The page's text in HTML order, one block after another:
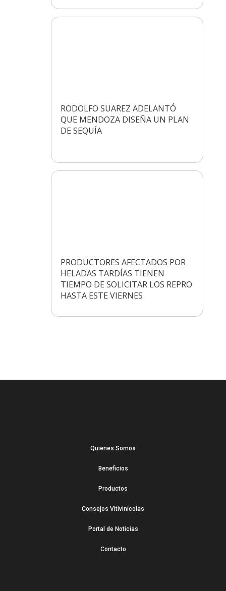
RODOLFO SUAREZ ADELANTÓ
QUE MENDOZA DISEÑA UN PLAN
DE SEQUÍA
PRODUCTORES AFECTADOS POR
HELADAS TARDÍAS TIENEN
TIEMPO DE SOLICITAR LOS REPRO
HASTA ESTE VIERNES
Quienes Somos
Beneficios
Productos
Consejos Vitivinícolas
Portal de Noticias
Contacto